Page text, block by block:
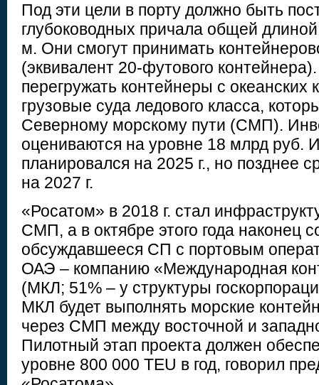
Под эти цели в порту должно быть
глубоководных причала общей
м. Они смогут принимать
(эквивалент 20-футового
перегружать контейнеры с океанских
грузовые суда ледового класса,
Северному морскому пути (СМП).
оцениваются на уровне 18 млрд руб.
планировался на 2025 г., но позднее
на 2027 г.
«Росатом» в 2018 г. стал
СМП, а в октябре этого года наконец
обсуждавшееся СП с портовым
ОАЭ – компанию «Международная
(МКЛ; 51% – у структуры
МКЛ будет выполнять морские
через СМП между восточной и
Пилотный этап проекта должен
уровне 800 000 TEU в год, говорил